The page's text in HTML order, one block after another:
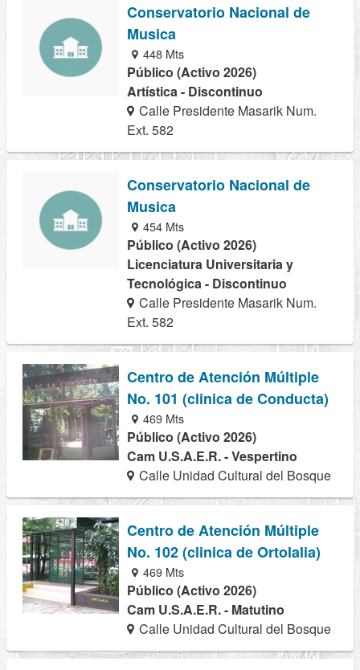
Conservatorio Nacional de
Musica
448 Mts
Público (Activo 2026)
Artística - Discontinuo
Calle Presidente Masarik Num.
Ext. 582
Conservatorio Nacional de
Musica
454 Mts
Público (Activo 2026)
Licenciatura Universitaria y
Tecnológica - Discontinuo
Calle Presidente Masarik Num.
Ext. 582
Centro de Atención Múltiple
No. 101 (clinica de Conducta)
469 Mts
Público (Activo 2026)
Cam U.S.A.E.R. - Vespertino
Calle Unidad Cultural del Bosque
Centro de Atención Múltiple
No. 102 (clinica de Ortolalia)
469 Mts
Público (Activo 2026)
Cam U.S.A.E.R. - Matutino
Calle Unidad Cultural del Bosque